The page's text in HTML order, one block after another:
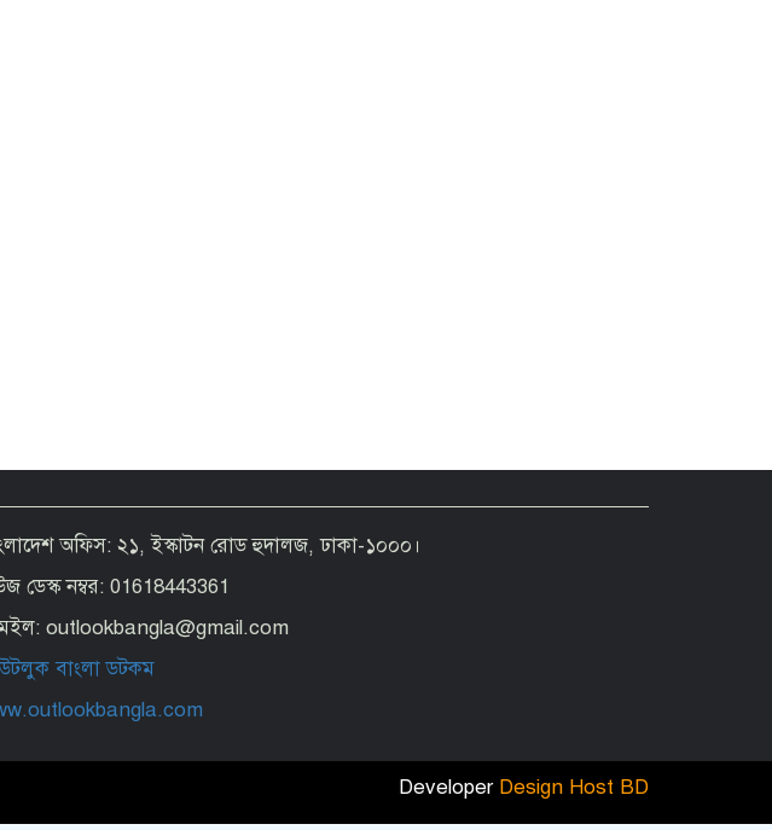
কিসের হাসিনা, কোথায় বক্তব্য দিয়েছে,
অফিস: ২১, ইস্কাটন রোড হুদালজ, ঢাকা-১০০০।
ডেস্ক নম্বর: 01618443361
outlookbangla@gmail.com
বাংলা ডটকম
Developer Design Host BD